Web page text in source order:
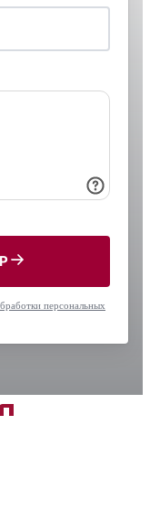
персональных